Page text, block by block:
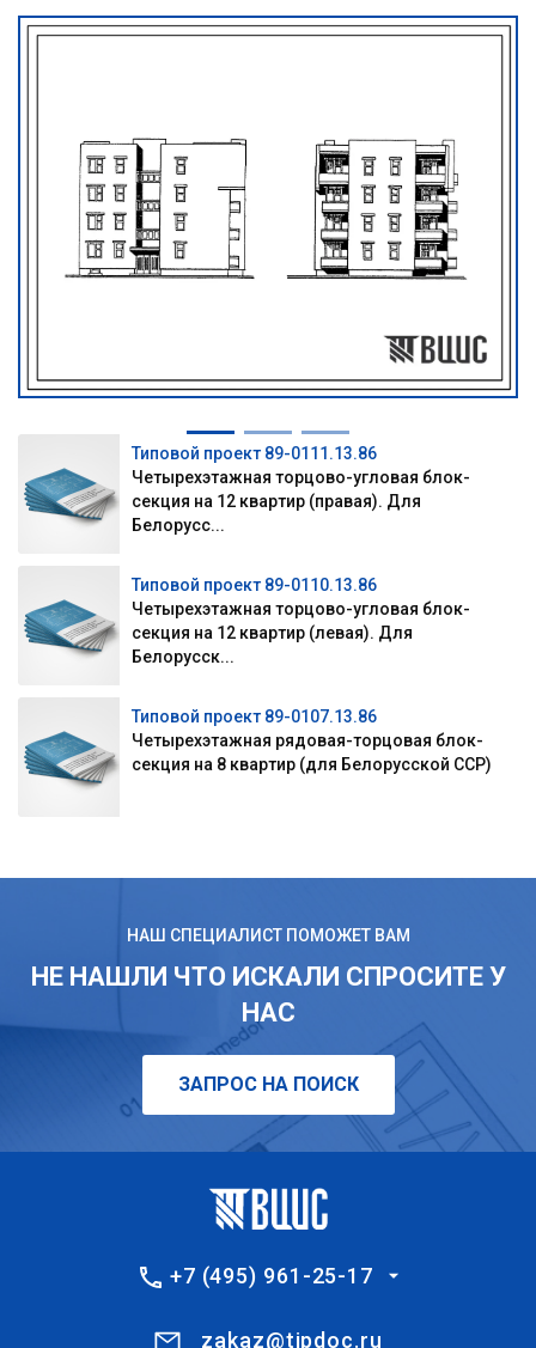
Типовой проект 89-0111.13.86
Четырехэтажная торцово-угловая блок-
секция на 12 квартир (правая). Для
Белорусс...
Типовой проект 89-0110.13.86
Четырехэтажная торцово-угловая блок-
секция на 12 квартир (левая). Для
Белорусск...
Типовой проект 89-0107.13.86
Четырехэтажная рядовая-торцовая блок-
секция на 8 квартир (для Белорусской ССР)
НАШ СПЕЦИАЛИСТ ПОМОЖЕТ ВАМ
НЕ НАШЛИ ЧТО ИСКАЛИ СПРОСИТЕ У
НАС
ЗАПРОС НА ПОИСК
+7 (495) 961-25-17
zakaz@tipdoc.ru